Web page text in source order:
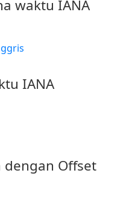
waktu IANA
IANA
dengan Offset